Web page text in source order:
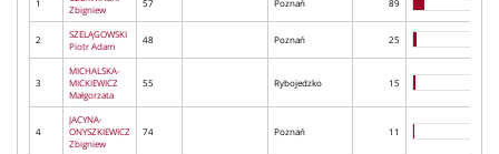
1
Zbigniew
57 Poznań 89
2
SZELĄGOWSKI
Piotr Adam
48 Poznań 25
3
MICHALSKA-
MICKIEWICZ
Małgorzata
55 Rybojedzko 15
4
JACYNA-
ONYSZKIEWICZ
Zbigniew
74 Poznań 11